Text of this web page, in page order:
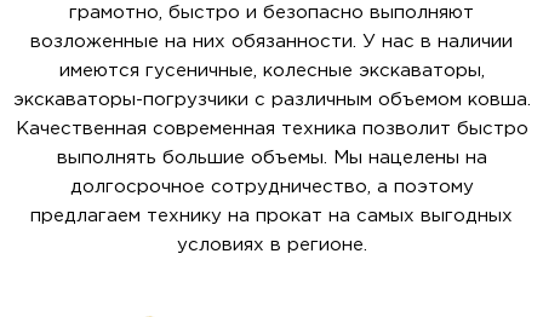
грамотно, быстро и безопасно выполняют
возложенные на них обязанности. У нас в наличии
имеются гусеничные, колесные экскаваторы,
экскаваторы-погрузчики с различным объемом ковша.
Качественная современная техника позволит быстро
выполнять большие объемы. Мы нацелены на
долгосрочное сотрудничество, а поэтому
предлагаем технику на прокат на самых выгодных
условиях в регионе.